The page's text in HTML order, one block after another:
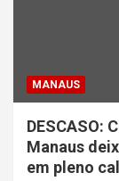
MANAUS
DESCASO:
Manaus
em pleno